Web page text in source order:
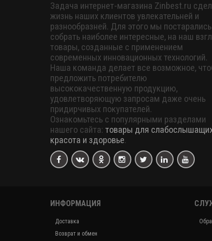
Задача интернет-магазина Zinbest.ru
жизнь наших клиентов увлекательней и
разнообразней. Для этого мы постарались
собрать наиболее интересные, на наш
товары, созданные с применением
современных инновационных технологий.
Наша команда делает все возможное,
предложить потребителю
высококачественную продукцию,
удовлетворяющую запросам даже очень
придирчивых покупателей.
Ознакомьтесь с популярными разделами
нашего сайта: товары для
красота и здоровье.
ИНФОРМАЦИЯ
Доставка
Возврат и обмен